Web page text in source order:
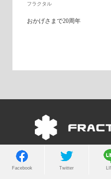
フラクタル
おかげさまで20周年
Facebook Twitter
Copyright © 2022 FRACTAL